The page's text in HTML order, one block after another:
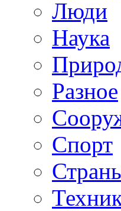
Люди
Наука
Разное
Спорт